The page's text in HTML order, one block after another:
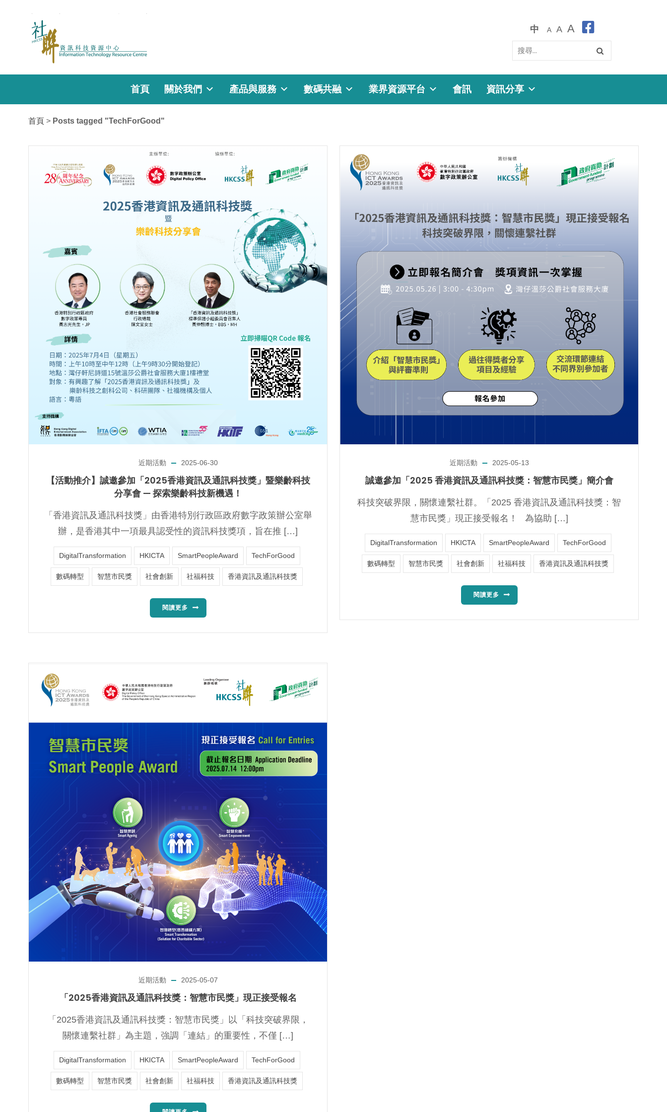
中 A A A
首頁 關於我們 產品與服務 數碼共融 業界資源平台 會訊 資訊分享
首頁 > Posts tagged "TechForGood"
近期活動 2025-06-30
【活動推介】誠邀參加「2025香港資訊及通訊科技獎」暨樂齡科技
分享會 — 探索樂齡科技新機遇！
「香港資訊及通訊科技獎」由香港特別行政區政府數字政策辦公室舉
辦，是香港其中一項最具認受性的資訊科技獎項，旨在推 […]
DigitalTransformation HKICTA SmartPeopleAward TechForGood
數碼轉型 智慧市民獎 社會創新 社福科技 香港資訊及通訊科技獎
閱讀更多
近期活動 2025-05-13
誠邀參加「2025 香港資訊及通訊科技獎：智慧市民獎」簡介會
科技突破界限，關懷連繫社群。「2025 香港資訊及通訊科技獎：智
慧市民獎」現正接受報名！ 為協助 […]
DigitalTransformation HKICTA SmartPeopleAward TechForGood
數碼轉型 智慧市民獎 社會創新 社福科技 香港資訊及通訊科技獎
閱讀更多
近期活動 2025-05-07
「2025香港資訊及通訊科技獎：智慧市民獎」現正接受報名
「2025香港資訊及通訊科技獎：智慧市民獎」以「科技突破界限，
關懷連繫社群」為主題，強調「連結」的重要性，不僅 […]
DigitalTransformation HKICTA SmartPeopleAward TechForGood
數碼轉型 智慧市民獎 社會創新 社福科技 香港資訊及通訊科技獎